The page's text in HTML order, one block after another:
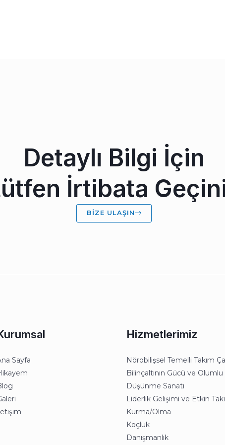
Detaylı Bilgi İçin
İrtibata
BIZE ULAŞIN
Sayfa
Hizmetlerimiz
Nörobilişsel Temelli Takım
Bilinçaltının Gücü ve Olumlu
Düşünme Sanatı
Liderlik Gelişimi ve Etkin
Kurma/Olma
Koçluk
Danışmanlık